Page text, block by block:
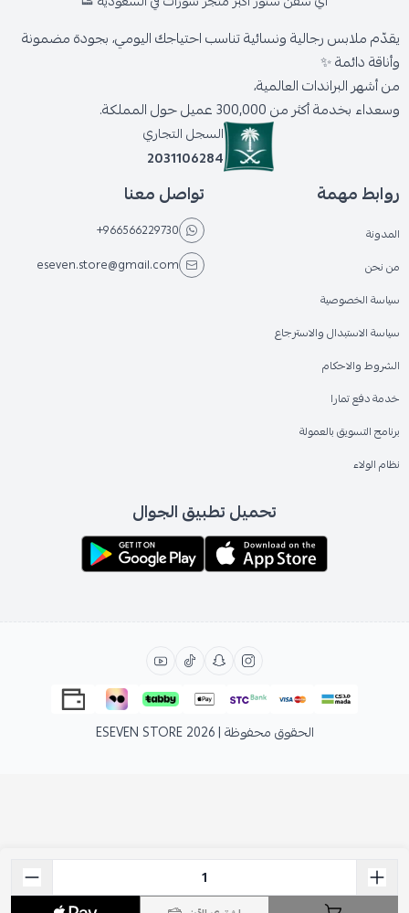
يقدّم ملابس رجالية ونسائية تناسب احتياجك اليومي، بجودة مضمونة
وأناقة دائمة ✨
من أشهر البراندات العالمية،
وسعداء بخدمة أكثر من 300,000 عميل حول المملكة.
السجل التجاري
2031106284
روابط مهمة
المدونة
من نحن
سياسة الخصوصية
سياسة الاستبدال والاسترجاع
الشروط والاحكام
خدمة دفع تمارا
برنامج التسويق بالعمولة
نظام الولاء
تواصل معنا
+966566229730
eseven.store@gmail.com
تحميل تطبيق الجوال
الحقوق محفوظة | 2026 ESEVEN STORE